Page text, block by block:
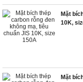
Mặt
10K,
Mặt